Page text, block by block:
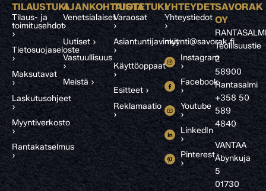
TILAUSTUKI
Tilaus- ja
toimitusehdot
›
Tietosuojaseloste
›
Maksutavat
›
Laskutusohjeet
›
Myyntiverkosto
›
Rantakatselmus
›
AJANKOHTAISTA
Venetsialaiset
›
Uutiset ›
Vastuullisuus
›
Meistä ›
TUOTETUKI
Varaosat
›
Asiantuntijavinkit
›
Käyttöoppaat
›
Esitteet ›
Reklamaatio
›
YHTEYDET
Yhteystiedot
›
myynti@savorak.fi
Instagram
›
Facebook
›
Youtube
›
LinkedIn
›
Pinterest
›
SAVORAK
OY
Teollisuustie
2
58900
Rantasalmi
+358 50
589
4840
VANTAA
Åbynkuja
5
01730